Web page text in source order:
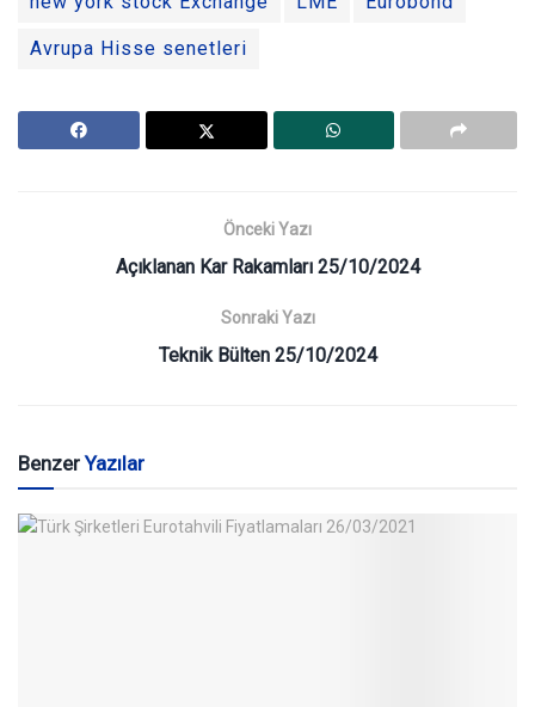
Avrupa Hisse senetleri
Önceki Yazı
Açıklanan Kar Rakamları 25/10/2024
Sonraki Yazı
Teknik Bülten 25/10/2024
BenzerYazılar